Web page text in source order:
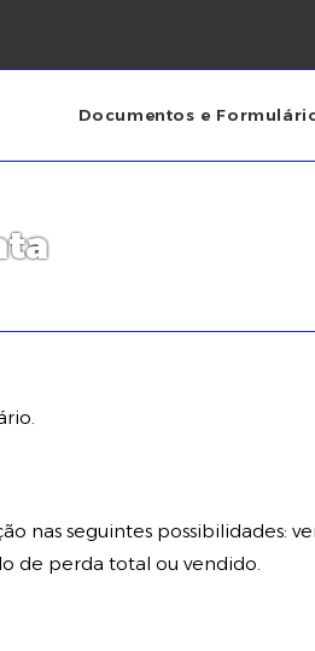
Documentos e
nas seguintes possibilidades:
de perda total ou vendido.